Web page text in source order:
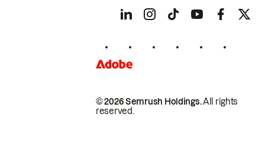
© 2026 Semrush Holdings.All rights
reserved.